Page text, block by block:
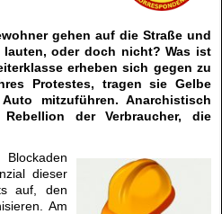
gehen auf die Straße und
oder doch nicht? Was ist
erheben sich gegen zu
Protestes, tragen sie Gelbe
mitzuführen. Anarchistisch
der Verbraucher, die
dieser
auf, den
Am